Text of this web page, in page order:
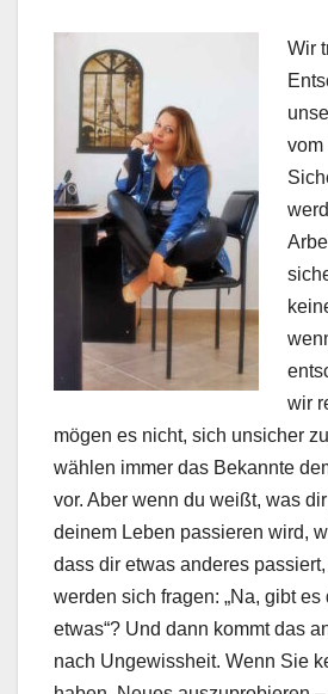
Wir
vom
wir
mögen es nicht, sich unsicher
wählen immer das Bekannte
vor. Aber wenn du weißt, was
deinem Leben passieren wird,
dass dir etwas anderes
werden sich fragen: „Na, gibt es
etwas“? Und dann kommt das
nach Ungewissheit. Wenn Sie